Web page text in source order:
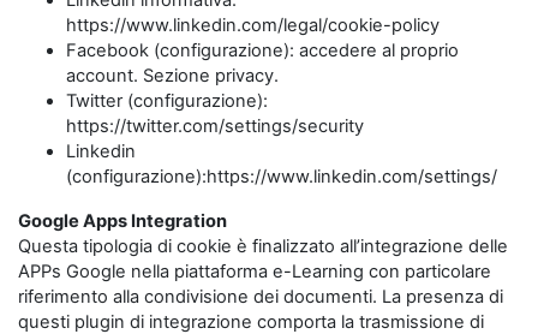
https://www.linkedin.com/legal/cookie-policy
Facebook (configurazione): accedere al proprio
account. Sezione privacy.
Twitter (configurazione):
https://twitter.com/settings/security
Linkedin
(configurazione):https://www.linkedin.com/settings/
Google Apps Integration
Questa tipologia di cookie è finalizzato all’integrazione delle
APPs Google nella piattaforma e-Learning con particolare
riferimento alla condivisione dei documenti. La presenza di
questi plugin di integrazione comporta la trasmissione di